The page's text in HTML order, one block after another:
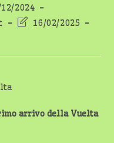
2024
Ultima16/02/2025
arrivo della Vuelta